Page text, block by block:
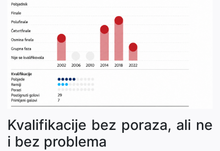
Kvalifikacije bez poraza, ali ne
i bez problema